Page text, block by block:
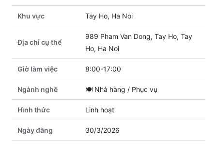
Khu vực Tay Ho, Ha Noi
Địa chỉ cụ thể
989 Pham Van Dong, Tay Ho, Tay
Ho, Ha Noi
Giờ làm việc 8:00-17:00
Ngành nghề 🍽️ Nhà hàng / Phục vụ
Hình thức Linh hoạt
Ngày đăng 30/3/2026